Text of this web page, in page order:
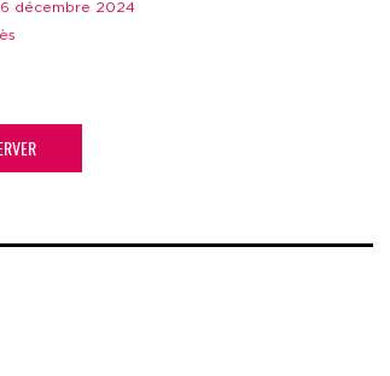
décembre 2024